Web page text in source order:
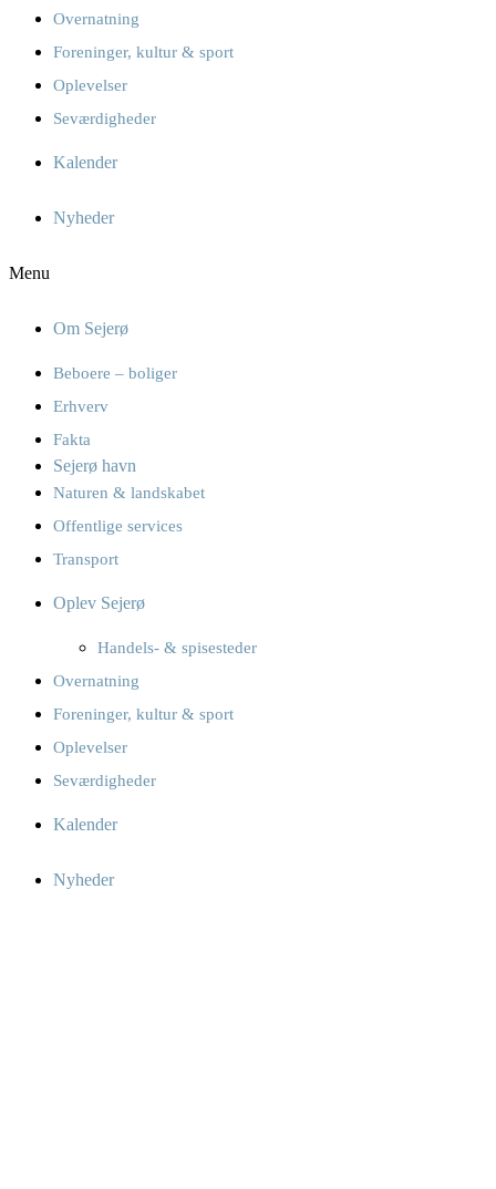
Overnatning
Foreninger, kultur & sport
Oplevelser
Seværdigheder
Kalender
Nyheder
Menu
Om Sejerø
Beboere – boliger
Erhverv
Fakta
Sejerø havn
Naturen & landskabet
Offentlige services
Transport
Oplev Sejerø
Handels- & spisesteder
Overnatning
Foreninger, kultur & sport
Oplevelser
Seværdigheder
Kalender
Nyheder